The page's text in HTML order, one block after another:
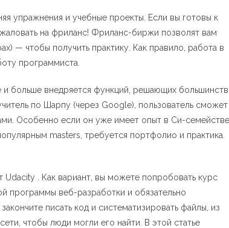
упражнения и учебные проекты. Если вы готовы к
на фриланс! Фриланс-биржи позволят вам
— чтобы получить практику. Как правило, работа в
программиста.
и больше внедряется функций, решающих
по Шарпу (через Google), пользователь сможет
Особенно если он уже имеет опыт в Си-семействе.
masters, требуется портфолио и практика.
. Как вариант, вы можете попробовать курс
программы веб-разработки и обязательно
писать код и систематизировать файлы, из
чтобы люди могли его найти. В этой статье